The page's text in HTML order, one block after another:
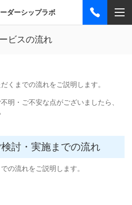
ダーシップラボ
ビスの流れ
くまでの流れをご説明します。
明・ご不安な点がございましたら、
討・実施までの流れ
の流れをご説明します。